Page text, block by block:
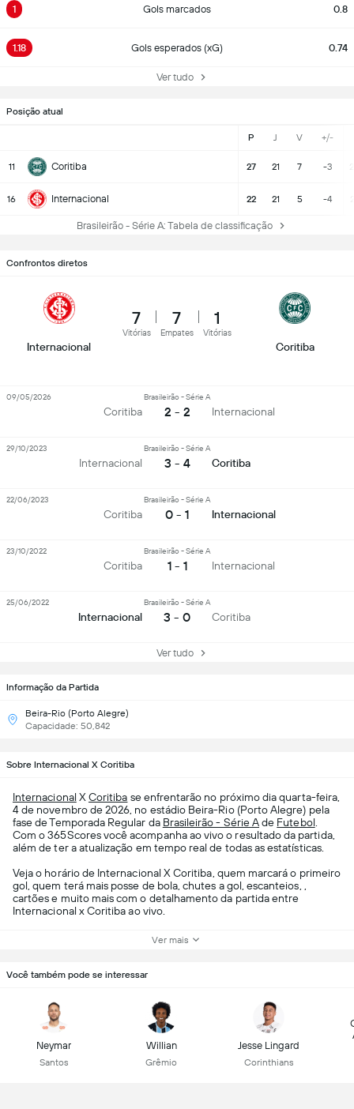
1 Gols marcados 0.8
1.18 Gols esperados (xG) 0.74
Ver tudo
Posição atual
P J V +/-
11 Coritiba 27 21 7 -3
16 Internacional 22 21 5 -4
Brasileirão - Série A: Tabela de classificação
Informação da Partida
Beira-Rio (Porto Alegre)
Capacidade: 50,842
Confrontos diretos
Internacional
7
Vitórias
7
Empates
1
Vitórias
Coritiba
Coritiba
Brasileirão - Série A
2 - 2 Internacional
09/05/2026
Internacional
Brasileirão - Série A
3 - 4 Coritiba
29/10/2023
Coritiba
Brasileirão - Série A
0 - 1 Internacional
22/06/2023
Coritiba
Brasileirão - Série A
1 - 1 Internacional
23/10/2022
Internacional
Brasileirão - Série A
3 - 0 Coritiba
25/06/2022
Ver tudo
Sobre Internacional X Coritiba
Internacional X Coritiba se enfrentarão no próximo dia quarta-feira,
4 de novembro de 2026, no estádio Beira-Rio (Porto Alegre) pela
fase de Temporada Regular da Brasileirão - Série Ade Futebol
Com o 365Scores você acompanha ao vivo o resultado da partida,
além de ter a atualização em tempo real de todas as estatísticas.
Veja o horário de Internacional X Coritiba, quem marcará o primeiro
gol, quem terá mais posse de bola, chutes a gol, escanteios, ,
cartões e muito mais com o detalhamento da partida entre
Internacional x Coritiba ao vivo.
Ver mais
Você também pode se interessar
Neymar
Santos
Willian
Grêmio
Jesse Lingard
Corinthians